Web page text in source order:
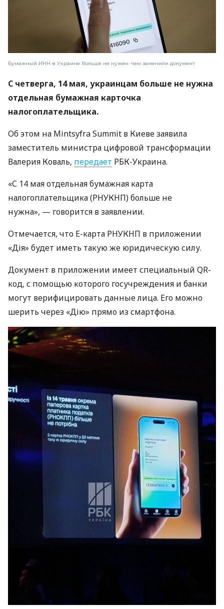
Бумажный ИНН в Украине больше не нужен: чем заменили документ
С четверга, 14 мая, украинцам больше не нужна
отдельная бумажная карточка
налогоплательщика.
Об этом на Mintsyfra Summit в Киеве заявила
заместитель министра цифровой трансформации
Валерия Коваль, передает РБК-Украина.
«С 14 мая отдельная бумажная карта
налогоплательщика (РНУКНП) больше не
нужна», — говорится в заявлении.
Отмечается, что Е-карта РНУКНП в приложении
«Дія» будет иметь такую ​​же юридическую силу.
Документ в приложении имеет специальный QR-
код, с помощью которого госучреждения и банки
могут верифицировать данные лица. Его можно
шерить через «Дію» прямо из смартфона.